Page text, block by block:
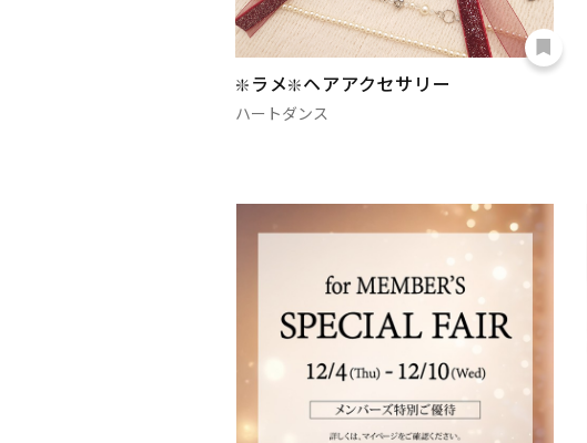
❇️ラメ❇️ヘアアクセサリー
ハートダンス